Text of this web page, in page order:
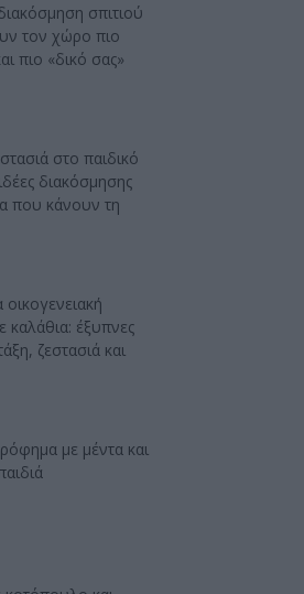
σπιτιού
τον χώρο πιο
πιο «δικό σας»
στο παιδικό
διακόσμησης
που κάνουν τη
καλάθια: έξυπνες
ζεστασιά και
με μέντα και